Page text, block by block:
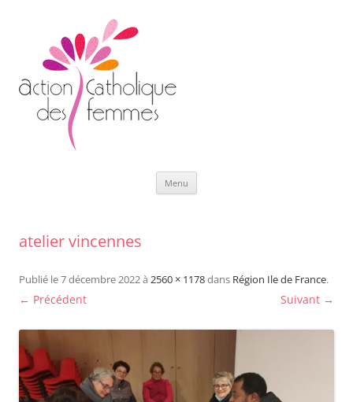
Menu
atelier vincennes
Publié le7 décembre 2022à 2560 × 1178dans Région Ile de France.
← Précédent Suivant →